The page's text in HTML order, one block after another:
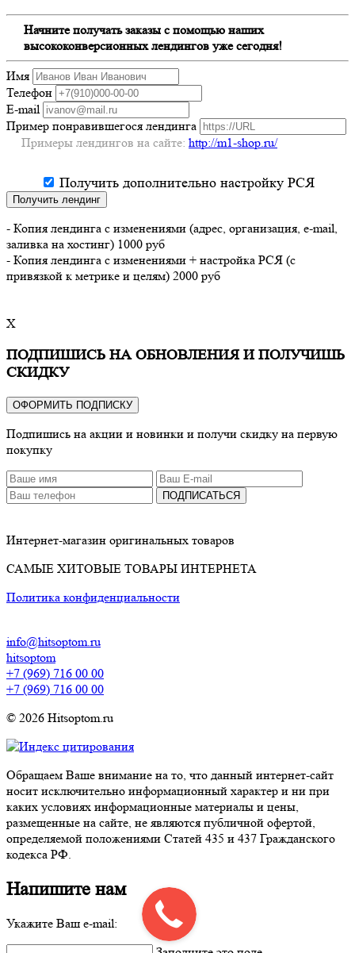
Начните получать заказы с помощью наших
высококонверсионных лендингов уже сегодня!
Имя
Телефон
E-mail
Пример понравившегося лендинга
Примеры лендингов на сайте: http://m1-shop.ru/
Получить дополнительно настройку РСЯ
Получить лендинг
- Копия лендинга с изменениями (адрес, организация, e-mail,
заливка на хостинг) 1000 руб
- Копия лендинга с изменениями + настройка РСЯ (с
привязкой к метрике и целям) 2000 руб
X
ПОДПИШИСЬ НА ОБНОВЛЕНИЯ И ПОЛУЧИШЬ
СКИДКУ
ОФОРМИТЬ ПОДПИСКУ
Подпишись на акции и новинки и получи скидку на первую
покупку
ПОДПИСАТЬСЯ
Интернет-магазин оригинальных товаров
САМЫЕ ХИТОВЫЕ ТОВАРЫ ИНТЕРНЕТА
Политика конфиденциальности
info@hitsoptom.ru
hitsoptom
+7 (969) 716 00 00
+7 (969) 716 00 00
© 2026 Hitsoptom.ru
Обращаем Ваше внимание на то, что данный интернет-сайт
носит исключительно информационный характер и ни при
каких условиях информационные материалы и цены,
размещенные на сайте, не являются публичной офертой,
определяемой положениями Статей 435 и 437 Гражданского
кодекса РФ.
Напишите нам
Укажите Ваш e-mail: